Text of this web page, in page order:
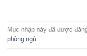
Mục nhập này đã được
phòng ngủ.